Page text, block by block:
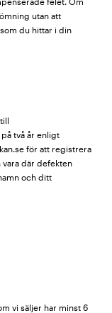
utan att
du hittar i din
två år enligt
för att registrera
där defekten
och ditt
vi säljer har minst 6